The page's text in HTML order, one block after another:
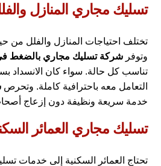
تسليك مجاري المنازل
تختلف احتياجات المنازل والفلل من
وتوفرشركة تسليك مجاري بالضغط
تناسب كل حالة. سواء كان الانسداد
التعامل معه باحترافية كاملة. وتحرص
خدمة سريعة ونظيفة دون إزعاج
تسليك مجاري العمائر
تحتاج العمائر السكنية إلى خدمات